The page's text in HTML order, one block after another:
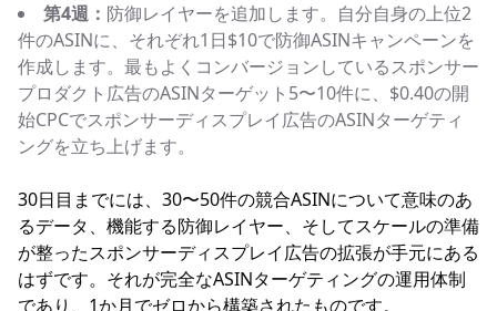
第4週： 防御レイヤーを追加します。自分自身の上位2
件のASINに、それぞれ1日$10で防御ASINキャンペーンを
作成します。最もよくコンバージョンしているスポンサー
プロダクト広告のASINターゲット5〜10件に、$0.40の開
始CPCでスポンサーディスプレイ広告のASINターゲティ
ングを立ち上げます。
30日目までには、30〜50件の競合ASINについて意味のあ
るデータ、機能する防御レイヤー、そしてスケールの準備
が整ったスポンサーディスプレイ広告の拡張が手元にある
はずです。それが完全なASINターゲティングの運用体制
であり、1か月でゼロから構築されたものです。